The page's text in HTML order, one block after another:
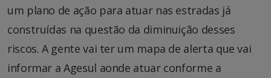
um plano de ação para atuar nas estradas já
construídas na questão da diminuição desses
riscos. A gente vai ter um mapa de alerta que vai
informar a Agesul aonde atuar conforme a